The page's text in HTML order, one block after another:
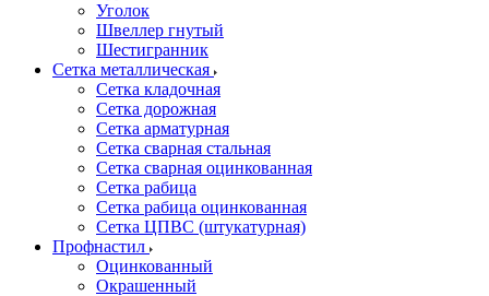
Уголок
Швеллер гнутый
Шестигранник
Сетка металлическая
Сетка кладочная
Сетка дорожная
Сетка арматурная
Сетка сварная стальная
Сетка сварная оцинкованная
Сетка рабица
Сетка рабица оцинкованная
Сетка ЦПВС (штукатурная)
Профнастил
Оцинкованный
Окрашенный